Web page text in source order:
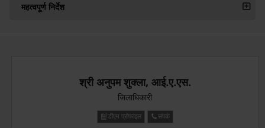
महत्वपूर्ण निर्देश
श्री अनुपम शुक्ला, आई.ए.एस.
जिलाधिकारी
डीएम प्रोफाइल संपर्क